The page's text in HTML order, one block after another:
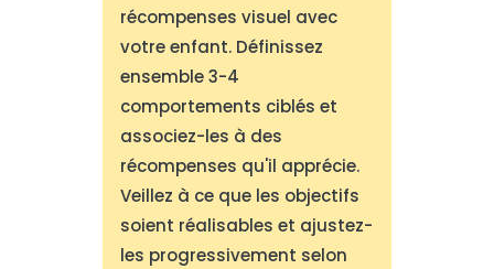
récompenses visuel avec
votre enfant. Définissez
ensemble 3-4
comportements ciblés et
associez-les à des
récompenses qu'il apprécie.
Veillez à ce que les objectifs
soient réalisables et ajustez-
les progressivement selon